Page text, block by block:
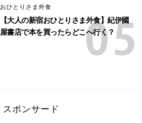
おひとりさま外食
【大人の新宿おひとりさま外食】紀伊國
屋書店で本を買ったらどこへ行く？
スポンサード